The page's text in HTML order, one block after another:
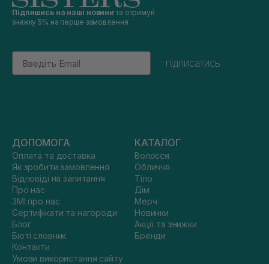
Підпишись на наші новини та отримуй
знижку 5% на перше замовлення
Email
підписатись
ДОПОМОГА
Оплата та доставка
Як зробити замовлення
Відповіді на запитання
Про нас
ЗМІ про нас
Сертифікати та нагороди
Блог
Бюті словник
Контакти
Умови використання сайту
КАТАЛОГ
Волосся
Обличчя
Тіло
Дім
Мерч
Новинки
Акції та знижки
Бренди